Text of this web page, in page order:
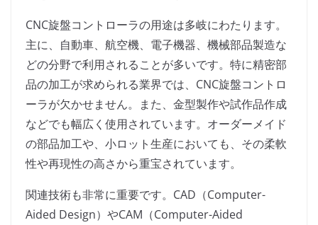
CNC旋盤コントローラの用途は多岐にわたります。
主に、自動車、航空機、電子機器、機械部品製造な
どの分野で利用されることが多いです。特に精密部
品の加工が求められる業界では、CNC旋盤コントロ
ーラが欠かせません。また、金型製作や試作品作成
などでも幅広く使用されています。オーダーメイド
の部品加工や、小ロット生産においても、その柔軟
性や再現性の高さから重宝されています。
関連技術も非常に重要です。CAD（Computer-
Aided Design）やCAM（Computer-Aided